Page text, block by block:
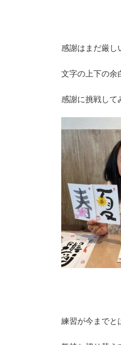
感謝はまだ厳し
文字の上下の余
感謝に挑戦して
練習が今までと